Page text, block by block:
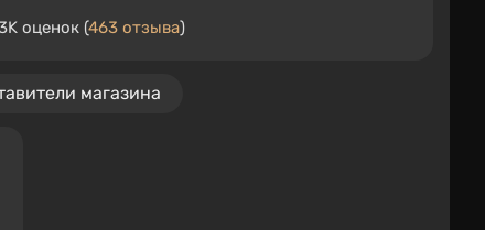
оценок (463 отзыва)
магазина